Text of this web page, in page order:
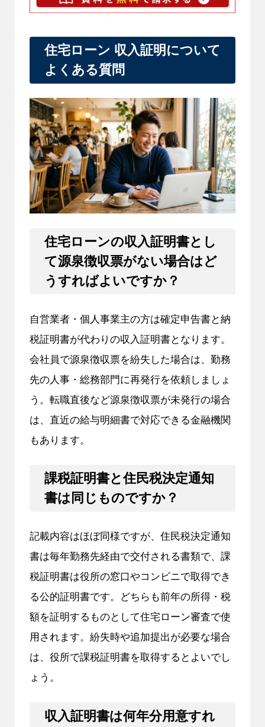
住宅ローン 収入証明について
よくある質問
住宅ローンの収入証明書とし
て源泉徴収票がない場合はど
うすればよいですか？
自営業者・個人事業主の方は確定申告書と納
税証明書が代わりの収入証明書となります。
会社員で源泉徴収票を紛失した場合は、勤務
先の人事・総務部門に再発行を依頼しましょ
う。転職直後など源泉徴収票が未発行の場合
は、直近の給与明細書で対応できる金融機関
もあります。
課税証明書と住民税決定通知
書は同じものですか？
記載内容はほぼ同様ですが、住民税決定通知
書は毎年勤務先経由で交付される書類で、課
税証明書は役所の窓口やコンビニで取得でき
る公的証明書です。どちらも前年の所得・税
額を証明するものとして住宅ローン審査で使
用されます。紛失時や追加提出が必要な場合
は、役所で課税証明書を取得するとよいでし
ょう。
収入証明書は何年分用意すれ